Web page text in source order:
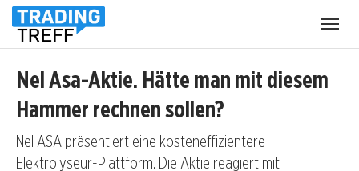
Nel Asa-Aktie. Hätte man mit diesem
Hammer rechnen sollen?
Nel ASA präsentiert eine kosteneffizientere
Elektrolyseur-Plattform. Die Aktie reagiert mit